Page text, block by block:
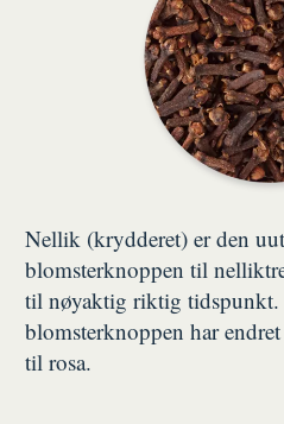
Nellik (krydderet) er den
blomsterknoppen til
til nøyaktig riktig tidspunkt.
blomsterknoppen har
til rosa.